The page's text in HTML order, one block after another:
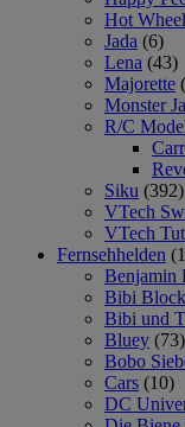
Hot
Jada (6)
Lena (43)
Majorette
Monster
R/C
Siku (392)
VTech
VTech
Fernsehhelden
Benjamin
Bibi
Bibi und
Bluey (73)
Bobo
Cars (10)
DC